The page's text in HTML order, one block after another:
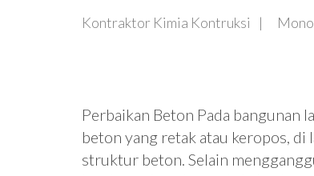
Kontraktor Kimia Kontruksi
Perbaikan Beton Pada bangunan
beton yang retak atau keropos,
struktur beton. Selain